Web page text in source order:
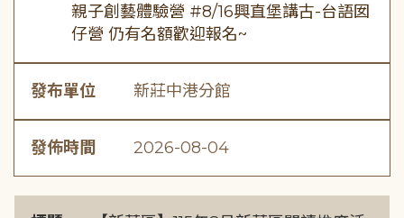
親子創藝體驗營 #8/16興直堡講古-台語囡
仔營 仍有名額歡迎報名~
發布單位 新莊中港分館
發佈時間 2026-08-04